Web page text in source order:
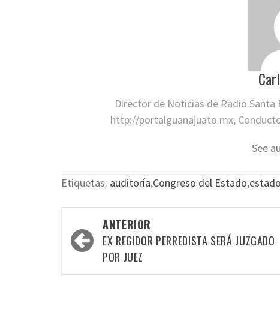
Director de Noticias de Radio
http://portalguanajuato.mx;
See
Etiquetas: auditoría,Congreso del Estado,estado
Navegación
por
ANTERIOR
EX REGIDOR PERREDISTA SERÁ JUZGADO
POR JUEZ